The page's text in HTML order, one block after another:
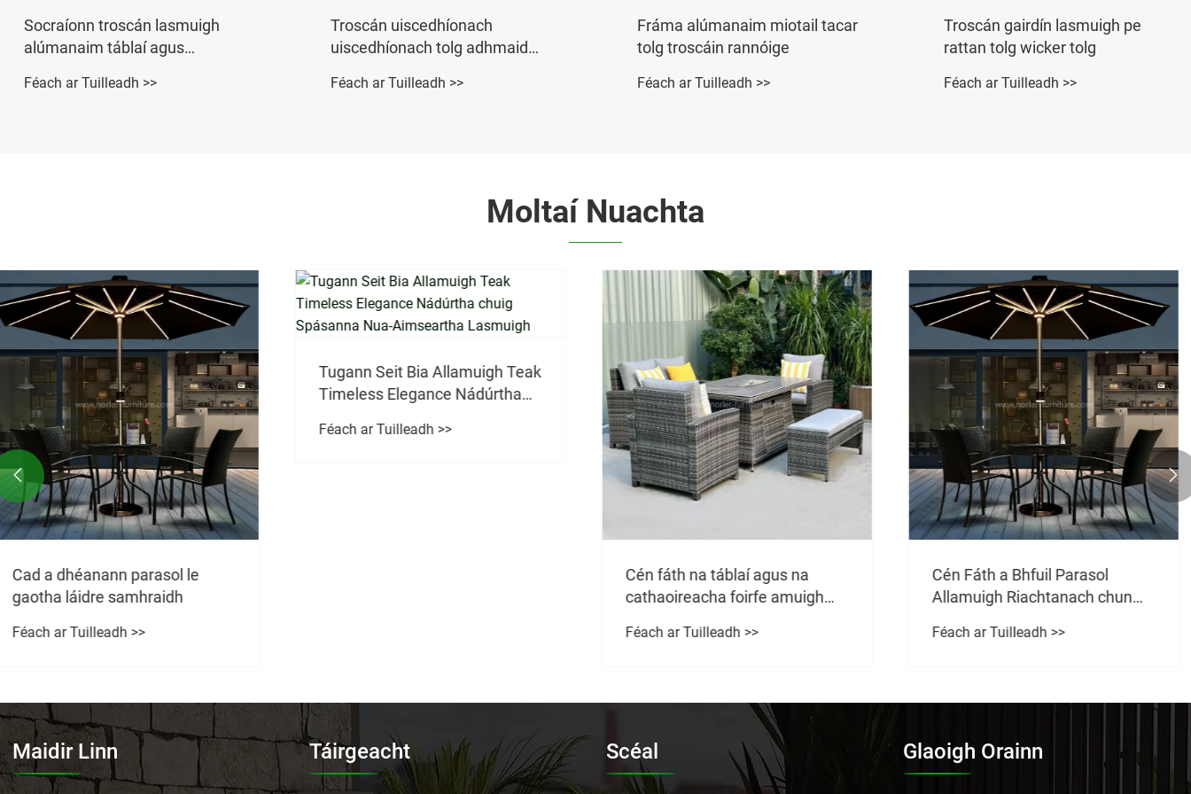
Troscán uiscedhíonach
uiscedhíonach tolg adhmaid
Féach ar Tuilleadh >>
Fráma alúmanaim miotail tacar
tolg troscáin rannóige
Féach ar Tuilleadh >>
Troscán gairdín lasmuigh pe
rattan tolg wicker tolg
Féach ar Tuilleadh >>
Gairdín troscáin PATIO
lasmuigh tolg tolg tolg tolg
Féach ar Tuilleadh >>
Moltaí Nuachta
Tugann Seit Bia Allamuigh Teak
Timeless Elegance Nádúrtha
chuig Spásanna Nua-
Aimseartha Lasmuigh
Féach ar Tuilleadh >>
Cén Fáth a Bhfuil Parasol
Allamuigh Riachtanach chun
Lasmuigh compordach agus
Féach ar Tuilleadh >>
An bhfuil Teak Wood i ndáiríre
an curadh ceannais do do tolg
Féach ar Tuilleadh >>
 
Maidir Linn Táirgeacht Scéal Glaoigh Orainn